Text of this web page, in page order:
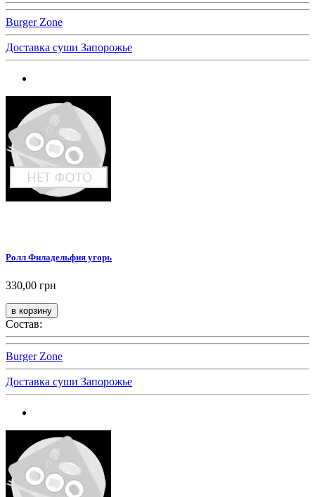
Burger Zone
Доставка суши Запорожье
Ролл Филадельфия угорь
330,00 грн
Состав:
Burger Zone
Доставка суши Запорожье